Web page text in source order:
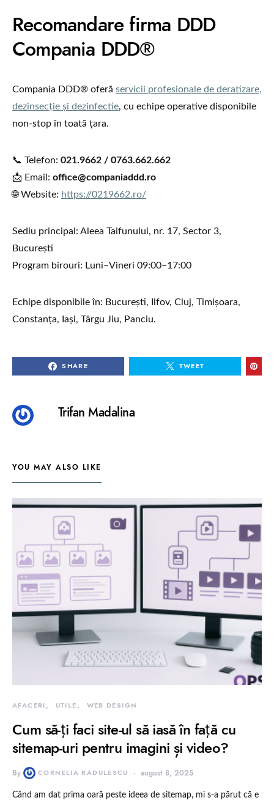
Recomandare firma DDD
Compania DDD®
Compania DDD® oferă servicii profesionale de deratizare,
dezinsecție și dezinfectie, cu echipe operative disponibile
non-stop în toată țara.
📞 Telefon: 021.9662 / 0763.662.662
📩 Email: office@companiaddd.ro
🌐 Website: https://0219662.ro/
Sediu principal: Aleea Taifunului, nr. 17, Sector 3,
București
Program birouri: Luni–Vineri 09:00–17:00
Echipe disponibile în: București, Ilfov, Cluj, Timișoara,
Constanța, Iași, Târgu Jiu, Panciu.
SHARE TWEET
Trifan Madalina
YOU MAY ALSO LIKE
AFACERI UTILE WEB DESIGN
Cum să-ți faci site-ul să iasă în față cu
sitemap-uri pentru imagini și video?
By CORNELIA RADULESCU august 8, 2025
Când am dat prima oară peste ideea de sitemap, mi s-a părut că e